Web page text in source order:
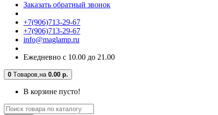
Заказать обратный звонок
+7(906)713-29-67
+7(906)713-29-67
info@maglamp.ru
Ежедневно с 10.00 до 21.00
0 Tоваров,на 0.00 р.
В корзине пусто!